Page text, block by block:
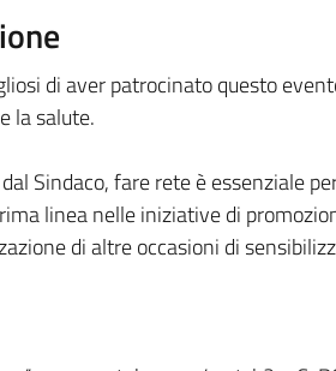
di aver patrocinato questo
la salute.
Sindaco, fare rete è essenziale
linea nelle iniziative di
di altre occasioni di